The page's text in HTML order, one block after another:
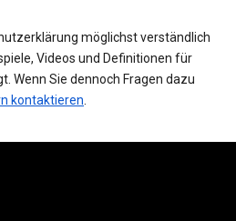
möglichst verständlich
Videos und Definitionen für
Wenn Sie dennoch Fragen dazu
kontaktieren